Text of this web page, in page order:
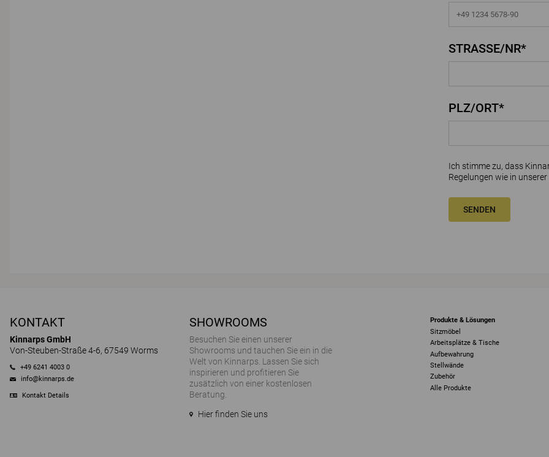
STRASSE/NR*
PLZ/ORT*
Ich stimme zu, dass
Regelungen wie in unserer
SENDEN
KONTAKT
Kinnarps GmbH
Von-Steuben-Straße 4-6, 67549 Worms
+49 6241 4003 0
info@kinnarps.de
Kontakt Details
SHOWROOMS
Besuchen Sie einen unserer
Showrooms und tauchen Sie ein in die
Welt von Kinnarps. Lassen Sie sich
inspirieren und profitieren Sie
zusätzlich von einer kostenlosen
Beratung.
Hier finden Sie uns
Produkte & Lösungen
Sitzmöbel
Arbeitsplätze & Tische
Aufbewahrung
Stellwände
Zubehör
Alle Produkte